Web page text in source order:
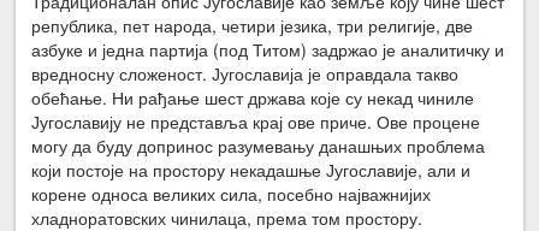
република, пет народа, четири језика, три религије, две
азбуке и једна партија (под Титом) задржао је аналитичку и
вредносну сложеност. Југославија је оправдала такво
обећање. Ни рађање шест држава које су некад чиниле
Југославију не представља крај ове приче. Ове процене
могу да буду допринос разумевању данашњих проблема
који постоје на простору некадашње Југославије, али и
корене односа великих сила, посебно најважнијих
хладноратовских чинилаца, према том простору.